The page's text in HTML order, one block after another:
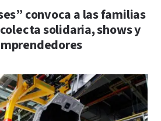
convoca a las familias
solidaria, shows y